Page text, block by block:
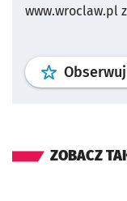
www.wroclaw.pl
Obserwuj
ZOBACZ